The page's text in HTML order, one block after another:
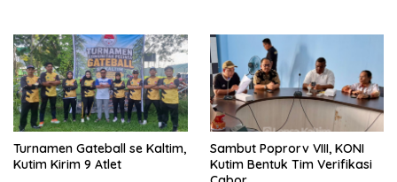
Turnamen Gateball se Kaltim,
Kutim Kirim 9 Atlet
Sambut Poprorv VIII, KONI
Kutim Bentuk Tim Verifikasi